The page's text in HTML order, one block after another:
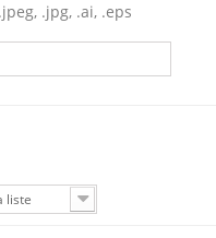
.jpg, .ai, .eps
liste